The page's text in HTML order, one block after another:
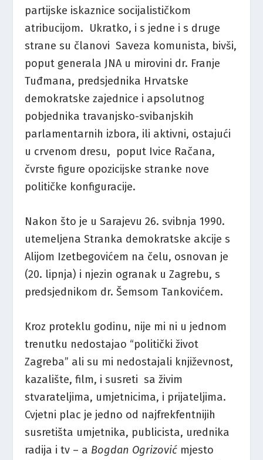
partijske iskaznice socijalističkom
atribucijom. Ukratko, i s jedne i s druge
strane su članovi Saveza komunista, bivši,
poput generala JNA u mirovini dr. Franje
Tuđmana, predsjednika Hrvatske
demokratske zajednice i apsolutnog
pobjednika travanjsko-svibanjskih
parlamentarnih izbora, ili aktivni, ostajući
u crvenom dresu, poput Ivice Račana,
čvrste figure opozicijske stranke nove
političke konfiguracije.
Nakon što je u Sarajevu 26. svibnja 1990.
utemeljena Stranka demokratske akcije s
Alijom Izetbegovićem na čelu, osnovan je
(20. lipnja) i njezin ogranak u Zagrebu, s
predsjednikom dr. Šemsom Tankovićem.
Kroz proteklu godinu, nije mi ni u jednom
trenutku nedostajao “politički život
Zagreba” ali su mi nedostajali književnost,
kazalište, film, i susreti sa živim
stvarateljima, umjetnicima, i prijateljima.
Cvjetni plac je jedno od najfrekfentnijih
susretišta umjetnika, publicista, urednika
radija i tv – a Bogdan Ogrizović mjesto